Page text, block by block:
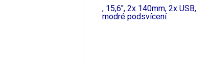
140
, 15,6", 2x 140mm, 2x USB,
modré podsvícení